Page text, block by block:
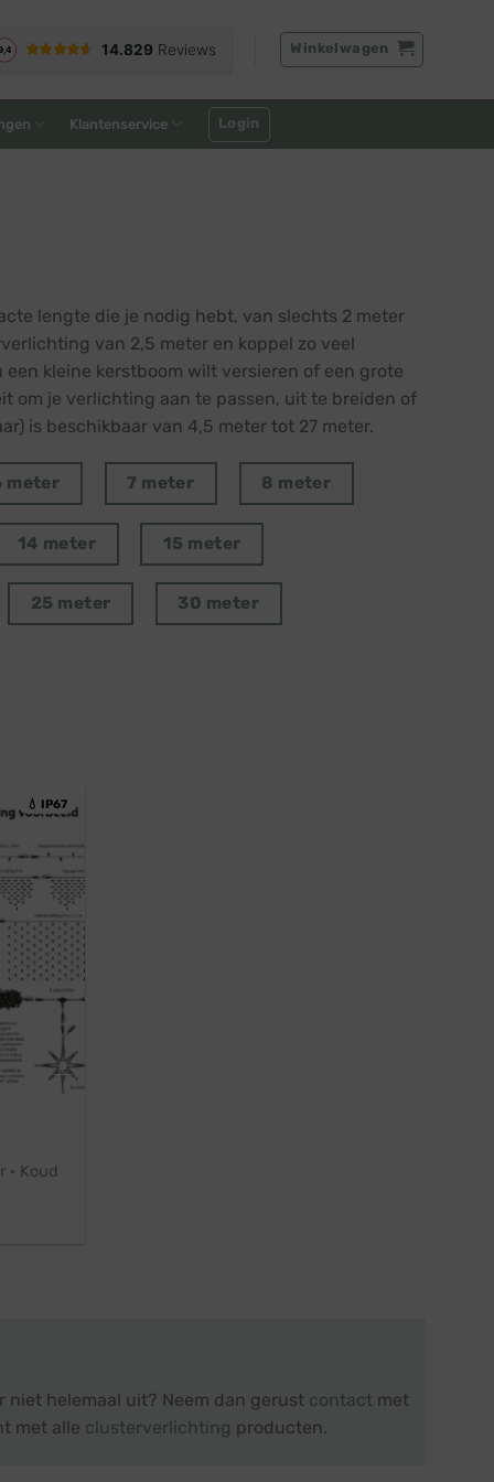
Winkelwagen
Klantenservice Login
lengte die je nodig hebt, van slechts 2 meter
van 2,5 meter en koppel zo veel
kleine kerstboom wilt versieren of een grote
om je verlichting aan te passen, uit te breiden of
is beschikbaar van 4,5 meter tot 27 meter.
meter 7 meter 8 meter
14 meter 15 meter
25 meter 30 meter
💧 IP67
Koud
niet helemaal uit? Neem dan gerust contactmet
met alle clusterverlichting producten.